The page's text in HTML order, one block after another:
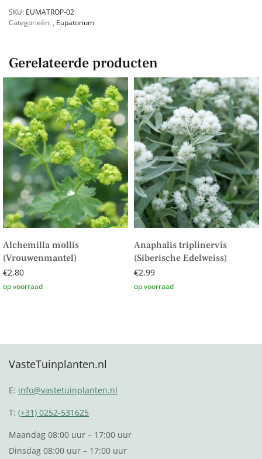
SKU: EUMATROP-02
Categorieën: , Eupatorium
Gerelateerde producten
Alchemilla mollis
(Vrouwenmantel)
€2,80
Anaphalis triplinervis
(Siberische Edelweiss)
€2,99
VasteTuinplanten.nl
E: info@vastetuinplanten.nl
T:(+31) 0252-531625
Maandag 08:00 uur – 17:00 uur
Dinsdag 08:00 uur – 17:00 uur